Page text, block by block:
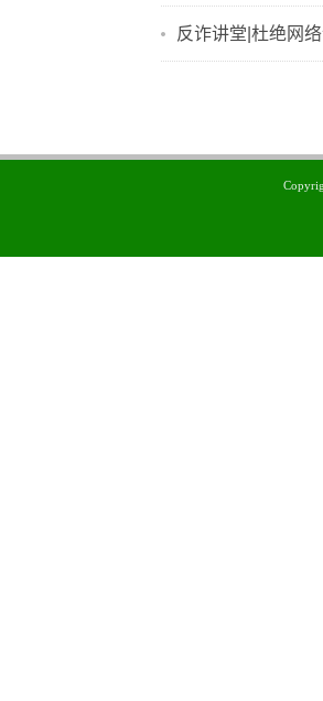
反诈讲堂|杜绝网